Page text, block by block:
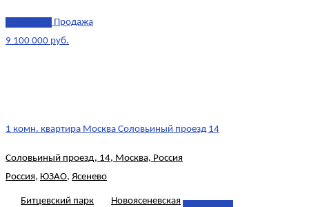
Продажа
9 100 000 руб.
1 комн. квартира Москва Соловьиный проезд 14
Соловьиный проезд, 14, Москва, Россия
Россия, ЮЗАО, Ясенево
Битцевский парк Новоясеневская